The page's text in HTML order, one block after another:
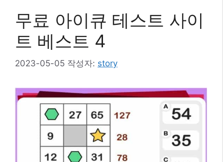
무료 아이큐 테스트 사이
트 베스트 4
2023-05-05 작성자: story